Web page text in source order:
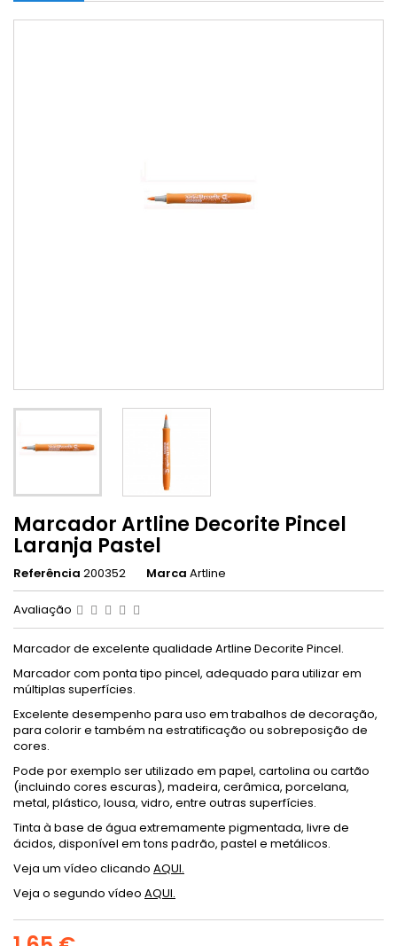
Marcador Artline Decorite Pincel
Laranja Pastel
Referência 200352 Marca Artline
Avaliação
Marcador de excelente qualidade Artline Decorite Pincel.
Marcador com ponta tipo pincel, adequado para utilizar em
múltiplas superfícies.
Excelente desempenho para uso em trabalhos de decoração,
para colorir e também na estratificação ou sobreposição de
cores.
Pode por exemplo ser utilizado em papel, cartolina ou cartão
(incluindo cores escuras), madeira, cerâmica, porcelana,
metal, plástico, lousa, vidro, entre outras superfícies.
Tinta à base de água extremamente pigmentada, livre de
ácidos, disponível em tons padrão, pastel e metálicos.
Veja um vídeo clicando AQUI.
Veja o segundo vídeo AQUI.